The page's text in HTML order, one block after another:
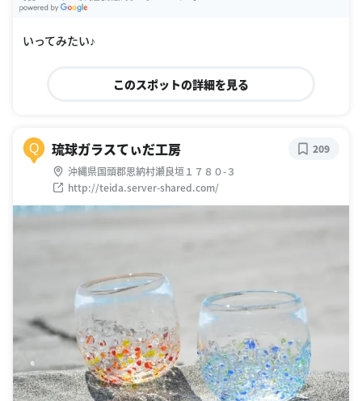
いってみたい♪
このスポットの詳細を見る
Q 琉球ガラスてぃだ工房
沖縄県国頭郡恩納村瀬良垣１７８０-３
http://teida.server-shared.com/
209